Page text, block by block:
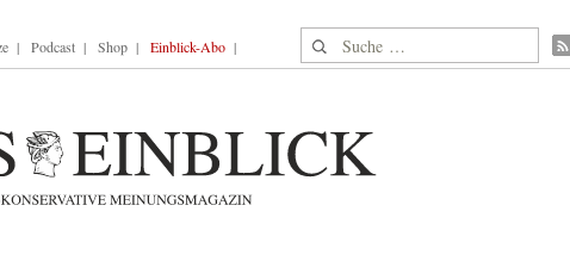
Podcast Shop Einblick-Abo Suche nach: